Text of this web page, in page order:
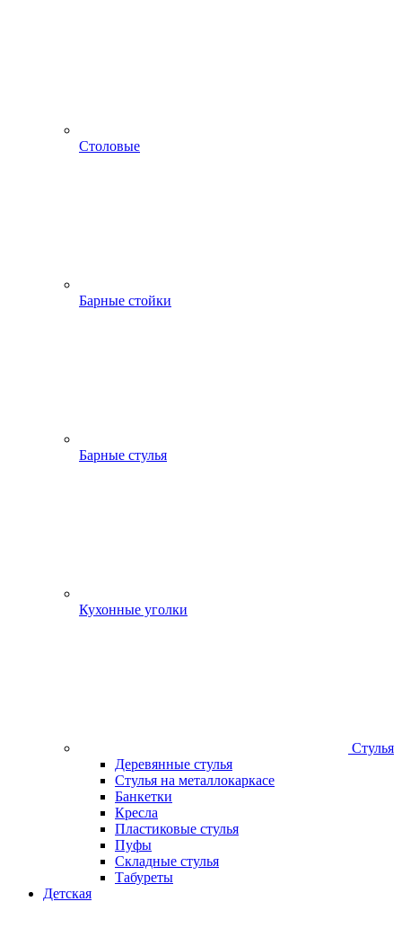
Столовые
Барные стойки
Барные стулья
Кухонные уголки
Стулья
Деревянные стулья
Стулья на металлокаркасе
Банкетки
Кресла
Пластиковые стулья
Пуфы
Складные стулья
Табуреты
Детская